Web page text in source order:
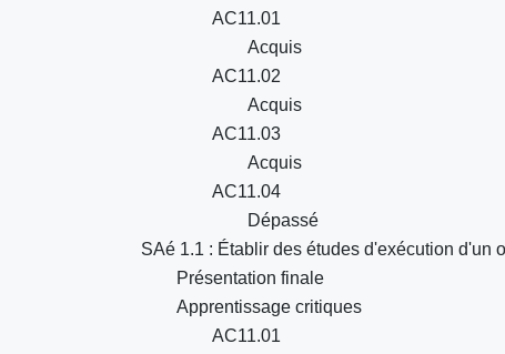
AC11.01
Acquis
AC11.02
Acquis
AC11.03
Acquis
AC11.04
Dépassé
SAé 1.1 : Établir des études d'exécution d'un
Présentation finale
Apprentissage critiques
AC11.01